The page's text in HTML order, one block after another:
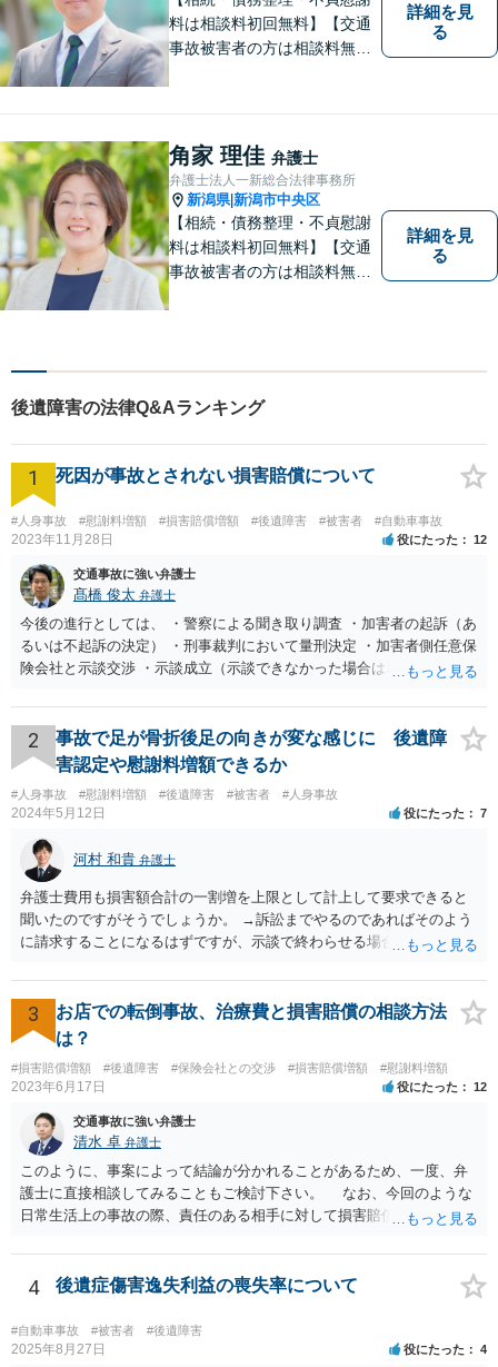
料は相談料初回無料】【交通
事故被害者の方は相談料無料
ただける弁護士になりたいと
思っています。
詳細を見
る
角家 理佳 弁護士
弁護士法人一新総合法律事務所
新潟県|新潟市中央区
【相続・債務整理・不貞慰謝
料は相談料初回無料】【交通
事故被害者の方は相談料無料
るため日々研鑽を積んでいま
詳細を見
る
後遺障害の法律Q&Aランキング
1 死因が事故とされない損害賠償について
#人身事故 #慰謝料増額 #損害賠償増額 #後遺障害 #被害者 #自動車事故
2023年11月28日 役にたった 12
交通事故に強い弁護士
髙橋 俊太 弁護士
今後の進行としては、 ・警察による聞き取り調査 ・加害者の起訴（あ
るいは不起訴の決定） ・刑事裁判において量刑決定 ・加害者側任意保
険会社と示談交渉 ・示談成立（示談できなかった場合は裁判） となり
加害者に対する処罰感情など尋ねられるはずですので、率直にお答え
になるとよいと思います。
2
事故で足が骨折後足の向きが変な感じに 後遺障
害認定や慰謝料増額できるか
#人身事故 #慰謝料増額 #後遺障害 #被害者 #人身事故
2024年5月12日 役にたった 7
河村 和貴 弁護士
弁護士費用も損害額合計の一割増を上限として計上して要求できると
聞いたのですがそうでしょうか。 →訴訟までやるのであればそのよう
に請求することになるはずですが、示談で終わらせる場合には、そこ
ならほとんど充足できるか多くが返ってくるイメージなので頼むのも
いいかなと思うのですが。 →LAC基準でもそうかもしれませんし、交
通事故事案ではより定額の費用としている法律事務所も多いように思
います。費用面も含めて、弁護士さんを検討してみるとよいかもしれ
ませんね。 かなり具体的な話も多くなっているので、法律事務所に問
い合わせてみるとよいと思います。
3
お店での転倒事故、治療費と損害賠償の相談方法
は？
#損害賠償増額 #後遺障害 #保険会社との交渉 #損害賠償増額 #慰謝料増額
2023年6月17日 役にたった 12
交通事故に強い弁護士
清水 卓 弁護士
このように、事案によって結論が分かれることがあるため、一度、弁
護士に直接相談してみることもご検討下さい。 なお、今回のような
日常生活上の事故の際、責任のある相手に対して損害賠償請求する際
す（ご自宅の火災保険や自動車の任意保険等を確認してみて下さい。
加入したつもりがなくても、確認してみたら付いていたということが
4 後遺症傷害逸失利益の喪失率について
#自動車事故 #被害者 #後遺障害
2025年8月27日 役にたった 4